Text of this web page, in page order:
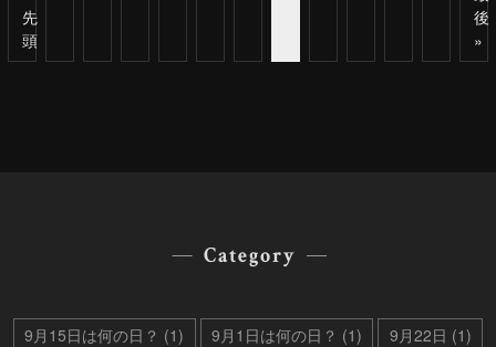
先
頭
後
»
Category
9月15日は何の日？ (1) 9月1日は何の日？ (1)
9月22日 (1)